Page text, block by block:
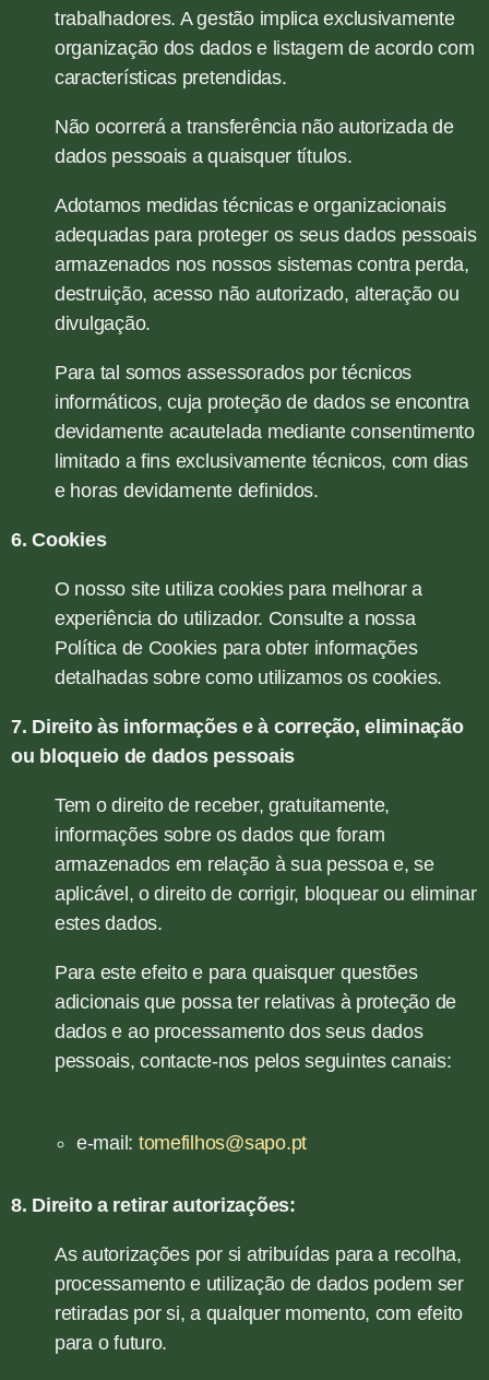
trabalhadores. A gestão implica exclusivamente
organização dos dados e listagem de acordo com
características pretendidas.
Não ocorrerá a transferência não autorizada de
dados pessoais a quaisquer títulos.
Adotamos medidas técnicas e organizacionais
adequadas para proteger os seus dados pessoais
armazenados nos nossos sistemas contra perda,
destruição, acesso não autorizado, alteração ou
divulgação.
Para tal somos assessorados por técnicos
informáticos, cuja proteção de dados se encontra
devidamente acautelada mediante consentimento
limitado a fins exclusivamente técnicos, com dias
e horas devidamente definidos.
6. Cookies
O nosso site utiliza cookies para melhorar a
experiência do utilizador. Consulte a nossa
Política de Cookies para obter informações
detalhadas sobre como utilizamos os cookies.
7. Direito às informações e à correção, eliminação
ou bloqueio de dados pessoais
Tem o direito de receber, gratuitamente,
informações sobre os dados que foram
armazenados em relação à sua pessoa e, se
aplicável, o direito de corrigir, bloquear ou eliminar
estes dados.
Para este efeito e para quaisquer questões
adicionais que possa ter relativas à proteção de
dados e ao processamento dos seus dados
pessoais, contacte-nos pelos seguintes canais:
e-mail: tomefilhos@sapo.pt
8. Direito a retirar autorizações:
As autorizações por si atribuídas para a recolha,
processamento e utilização de dados podem ser
retiradas por si, a qualquer momento, com efeito
para o futuro.